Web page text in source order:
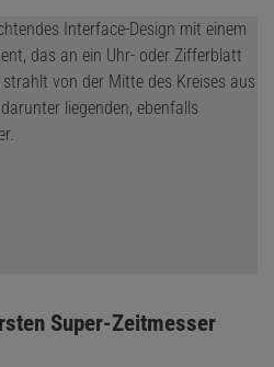
Super-Zeitmesser